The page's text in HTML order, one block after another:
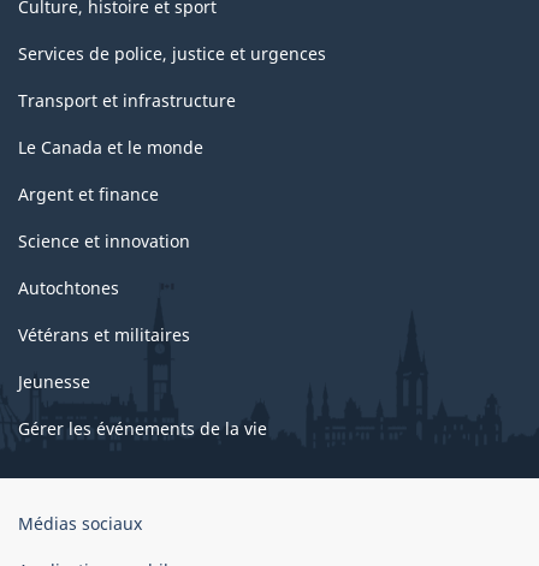
Culture, histoire et sport
Services de police, justice et urgences
Transport et infrastructure
Le Canada et le monde
Argent et finance
Science et innovation
Autochtones
Vétérans et militaires
Jeunesse
Gérer les événements de la vie
Organisation
Médias sociaux